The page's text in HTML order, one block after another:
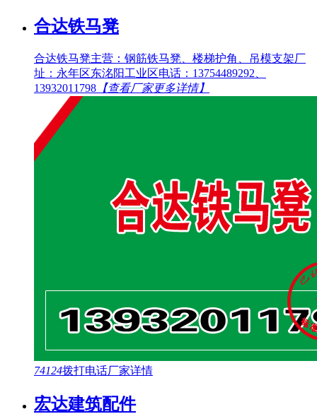
合达铁马凳
合达铁马凳主营：钢筋铁马凳、楼梯护角、吊模支架厂
址：永年区东洺阳工业区电话：13754489292、
13932011798 【查看厂家更多详情】
74124拨打电话厂家详情
宏达建筑配件